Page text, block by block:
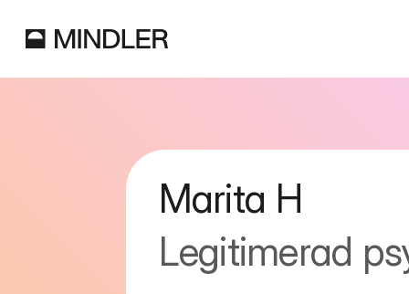
Marita H
Legitimerad